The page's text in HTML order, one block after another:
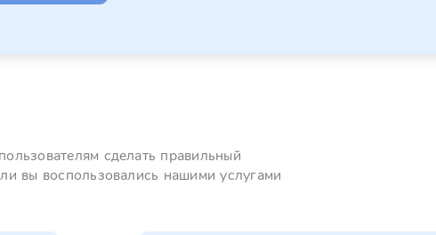
сделать правильный
вы воспользовались нашими услугами